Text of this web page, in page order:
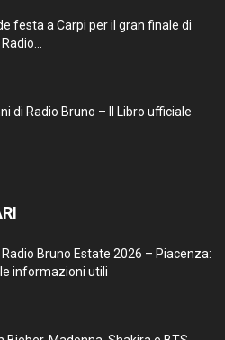
festa a Carpi per il gran finale di
di Radio Bruno – Il Libro ufficiale
Bruno Estate 2026 – Piacenza:
informazioni utili